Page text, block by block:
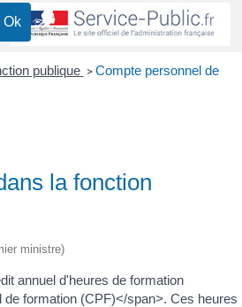
publique > Compte personnel de
la fonction
ministre)
annuel d'heures de formation
formation (CPF)</span>. Ces heures